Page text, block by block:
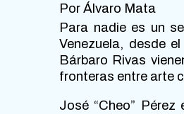
Por Álvaro Mata
Para nadie es un
Venezuela, desde
Bárbaro Rivas
fronteras entre arte
José “Cheo”